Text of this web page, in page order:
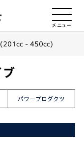
- 450cc)
ブ
パワープロダクツ